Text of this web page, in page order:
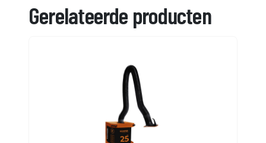
Gerelateerde producten